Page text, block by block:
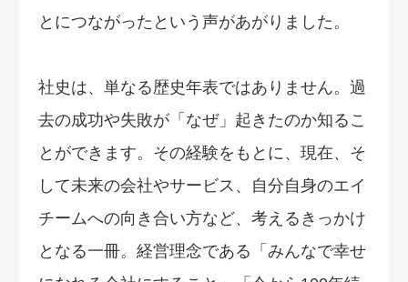
とにつながったという声があがりました。
社史は、単なる歴史年表ではありません。過
去の成功や失敗が「なぜ」起きたのか知るこ
とができます。その経験をもとに、現在、そ
して未来の会社やサービス、自分自身のエイ
チームへの向き合い方など、考えるきっかけ
となる一冊。経営理念である「みんなで幸せ